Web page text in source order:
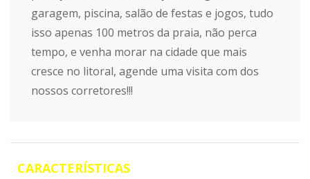
garagem, piscina, salão de festas e jogos, tudo
isso apenas 100 metros da praia, não perca
tempo, e venha morar na cidade que mais
cresce no litoral, agende uma visita com dos
nossos corretores!!!
CARACTERÍSTICAS